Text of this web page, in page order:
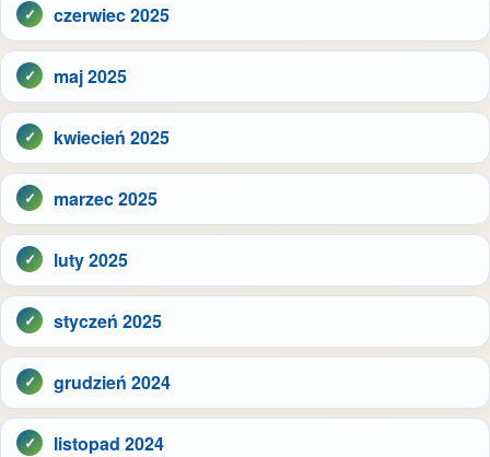
czerwiec 2025
maj 2025
kwiecień 2025
marzec 2025
luty 2025
styczeń 2025
grudzień 2024
listopad 2024